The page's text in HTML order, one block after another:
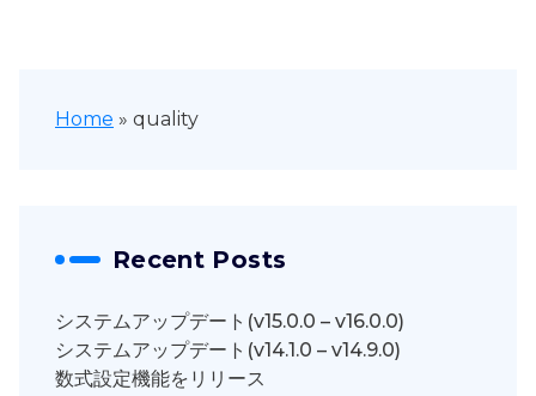
Home » quality
Recent Posts
システムアップデート(v15.0.0 – v16.0.0)
システムアップデート(v14.1.0 – v14.9.0)
数式設定機能をリリース